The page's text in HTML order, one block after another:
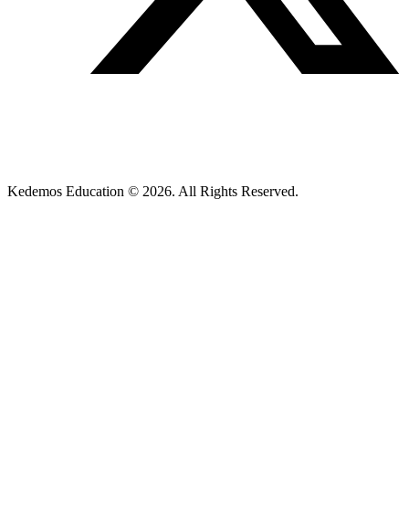
Kedemos Education © 2026. All Rights Reserved.